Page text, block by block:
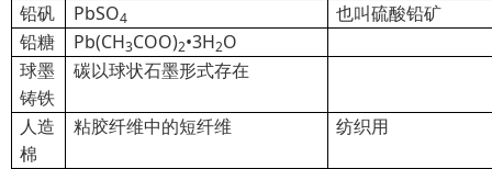
铅矾
PbSO4
也叫硫酸铅矿
铅糖
Pb(CH3COO)2•3H2O
球墨
铸铁
碳以球状石墨形式存在
人造
棉
粘胶纤维中的短纤维 纺织用